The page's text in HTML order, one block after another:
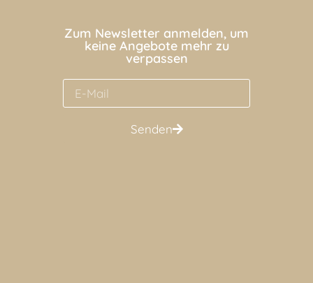
Zum Newsletter anmelden, um
keine Angebote mehr zu
verpassen
Senden